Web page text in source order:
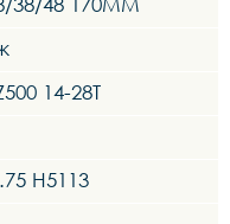
14-28T
H5113